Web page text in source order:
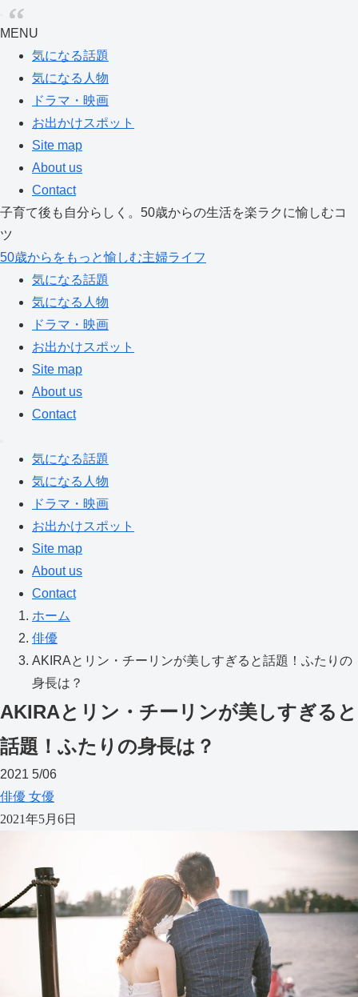
MENU
気になる話題
気になる人物
ドラマ・映画
お出かけスポット
Site map
About us
Contact
子育て後も自分らしく。50歳からの生活を楽ラクに愉しむコ
ツ
50歳からをもっと愉しむ主婦ライフ
気になる話題
気になる人物
ドラマ・映画
お出かけスポット
Site map
About us
Contact
気になる話題
気になる人物
ドラマ・映画
お出かけスポット
Site map
About us
Contact
ホーム
俳優
AKIRAとリン・チーリンが美しすぎると話題！ふたりの
身長は？
AKIRAとリン・チーリンが美しすぎると
話題！ふたりの身長は？
2021 5/06
俳優 女優
2021年5月6日